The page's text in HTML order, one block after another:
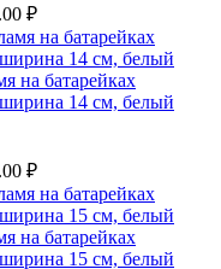
₽
на батарейках
14 см, белый
₽
на батарейках
15 см, белый